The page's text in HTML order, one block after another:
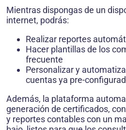
Mientras dispongas de un
internet, podrás:
Realizar reportes
Hacer plantillas de los
frecuente
Personalizar y
cuentas ya pre-
Además, la plataforma
generación de certificados,
y reportes contables con un